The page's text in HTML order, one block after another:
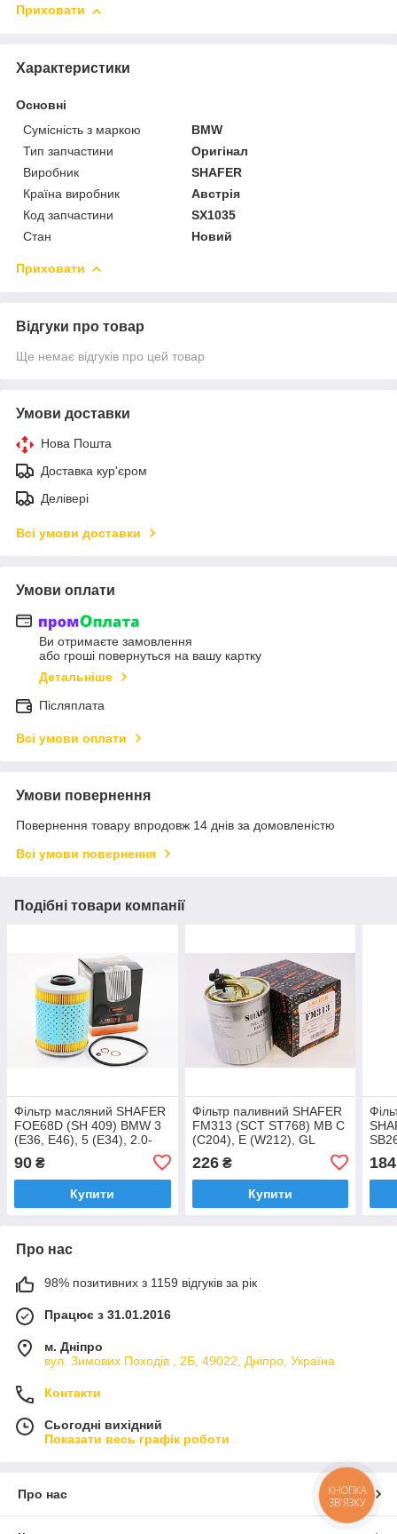
Приховати
Характеристики
Основні
Сумісність з маркою
BMW
Тип запчастини
Оригінал
Виробник
SHAFER
Країна виробник
Австрія
Код запчастини
SX1035
Стан
Новий
Приховати
Відгуки про товар
Ще немає відгуків про цей товар
Умови доставки
Нова Пошта
Доставка кур'єром
Делівері
Всі умови доставки
Умови оплати
Ви отримаєте замовлення
або гроші повернуться на вашу картку
Детальніше
Післяплата
Всі умови оплати
Умови повернення
Повернення товару впродовж 14 днів за домовленістю
Всі умови повернення
Подібні товари компанії
Фільтр масляний SHAFER
FOE68D (SH 409) BMW 3
(E36, E46), 5 (E34), 2.0-
90 ₴
Купити
Фільтр паливний SHAFER
FM313 (SCT ST768) MB C
(C204), E (W212), GL
2.0D-3.0D, 04- (2
226₴
Купити
184
Про нас
98% позитивних з 1159 відгуків за рік
Працює з 31.01.2016
м. Дніпро
вул. Зимових Походiв , 2Б, 49022, Дніпро, Україна
Контакти
Сьогодні вихідний
Показати весь графік роботи
Про нас
КНОПКА
ЗВ'ЯЗКУ